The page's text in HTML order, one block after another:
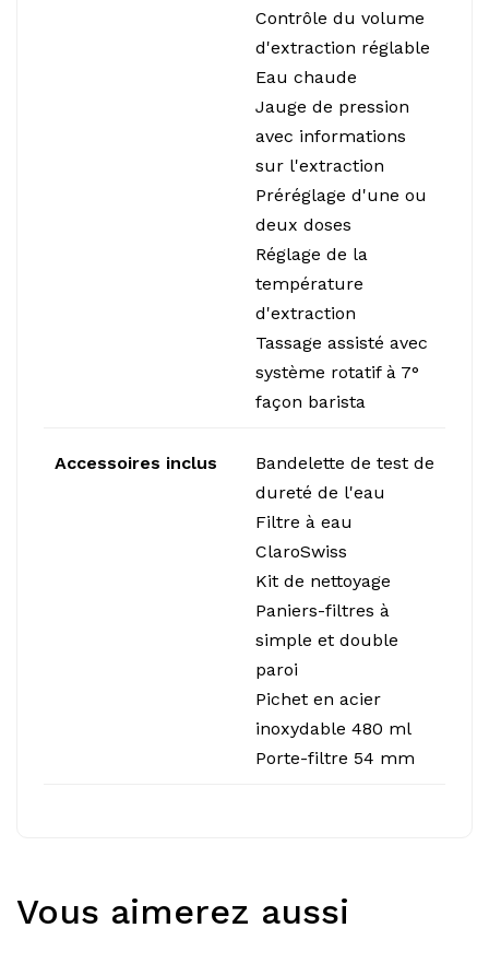
Contrôle du volume
d'extraction réglable
Eau chaude
Jauge de pression
avec informations
sur l'extraction
Préréglage d'une ou
deux doses
Réglage de la
température
d'extraction
Tassage assisté avec
système rotatif à 7°
façon barista
Accessoires inclus
Bandelette de test de
dureté de l'eau
Filtre à eau
ClaroSwiss
Kit de nettoyage
Paniers-filtres à
simple et double
paroi
Pichet en acier
inoxydable 480 ml
Porte-filtre 54 mm
Vous aimerez aussi